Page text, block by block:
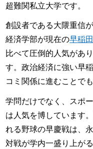
超難関私立大学です。
創設者である大隈重信
経済学部が現在の早稲
比べて圧倒的人気があ
す。政治経済に強い早
コミ関係に進むことでも
学問だけでなく、スポ
は人気を博しています
れる野球の早慶戦は、
対戦が学内一盛り上が